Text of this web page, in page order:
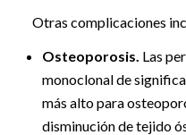
Otras complicaciones
Osteoporosis. Las
monoclonal de
más alto para
disminución de tejido